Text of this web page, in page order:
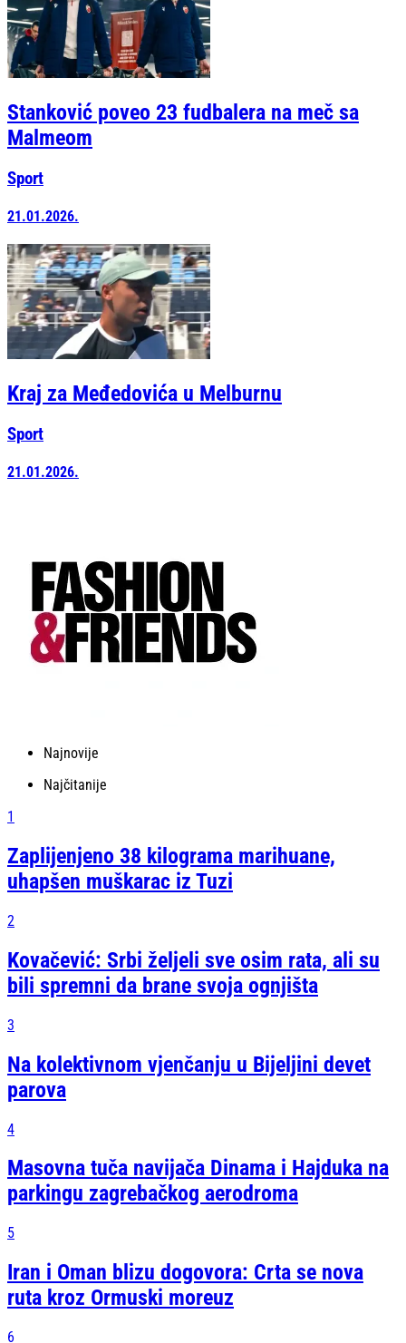
Stanković poveo 23 fudbalera na meč sa
Malmeom
Sport
21.01.2026.
Kraj za Međedovića u Melburnu
Sport
21.01.2026.
Najnovije
Najčitanije
1
Zaplijenjeno 38 kilograma marihuane,
uhapšen muškarac iz Tuzi
2
Kovačević: Srbi željeli sve osim rata, ali su
bili spremni da brane svoja ognjišta
3
Na kolektivnom vjenčanju u Bijeljini devet
parova
4
Masovna tuča navijača Dinama i Hajduka na
parkingu zagrebačkog aerodroma
5
Iran i Oman blizu dogovora: Crta se nova
ruta kroz Ormuski moreuz
6